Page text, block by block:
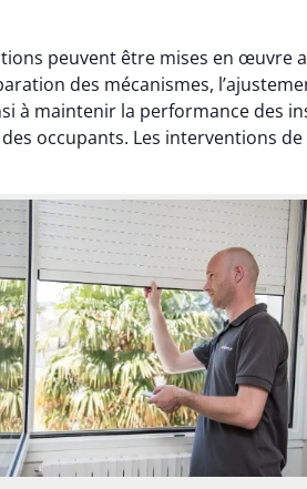
peuvent être mises en œuvre
des mécanismes,
à maintenir la performance des
occupants. Les interventions